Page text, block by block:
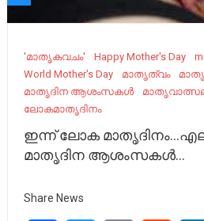
'മാതൃകവചം' Happy Mother's Day
World Mother's Day
മാതൃത്വം
മാതൃദിന ആശംസകൾ
ലോകമാതൃദിനം
ഇന്ന് ലോക
മാതൃദിന ആശംസകൾ…
Share News